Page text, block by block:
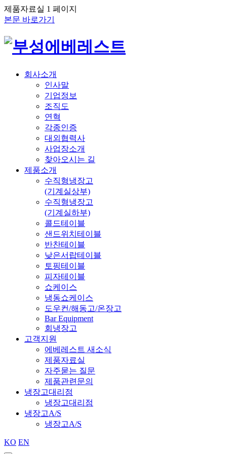
제품자료실 1 페이지
본문 바로가기
회사소개
인사말
기업정보
조직도
연혁
각종인증
대외협력사
사업장소개
찾아오시는 길
제품소개
수직형냉장고
(기계실상부)
수직형냉장고
(기계실하부)
콜드테이블
샌드위치테이블
반찬테이블
낮은서랍테이블
토핑테이블
피자테이블
쇼케이스
냉동쇼케이스
도우컨/해동고/온장고
Bar Equipment
회냉장고
고객지원
에베레스트 새소식
제품자료실
자주묻는 질문
제품관련문의
냉장고대리점
냉장고대리점
냉장고A/S
냉장고A/S
KO EN